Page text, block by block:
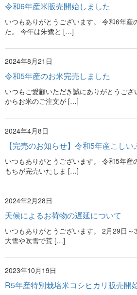
令和6年産米販売開始しました
いつもありがとうございます。 令和6年産
た。 今年は朱鷺と […]
2024年8月21日
令和5年産のお米完売しました
いつもご愛顧いただき誠にありがとうご
からお米のご注文が […]
2024年4月8日
【完売のお知らせ】令和5年産こし
いつもありがとうございます。 令和5年産
もちが完売いたしま […]
2024年2月28日
天候によるお荷物の遅延について
いつもありがとうございます。 2月29日
大雪や吹雪で荒 […]
2023年10月19日
R5年産特別栽培米コシヒカリ販売開